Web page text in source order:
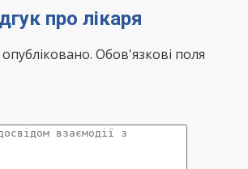
про лікаря
Обов'язкові поля